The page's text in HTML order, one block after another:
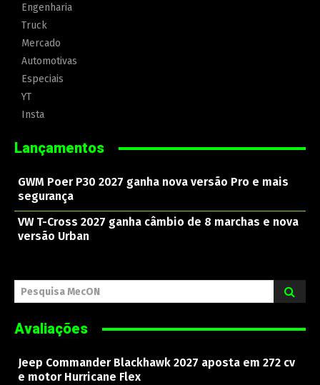
Engenharia
Truck
Mercado
Automotivas
Especiais
YT
Insta
Lançamentos
GWM Poer P30 2027 ganha nova versão Pro e mais
segurança
VW T-Cross 2027 ganha câmbio de 8 marchas e nova
versão Urban
Pesquisa MecON
Avaliações
Jeep Commander Blackhawk 2027 aposta em 272 cv
e motor Hurricane Flex